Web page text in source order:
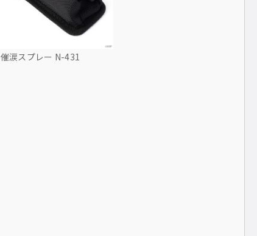
催涙スプレー N-431